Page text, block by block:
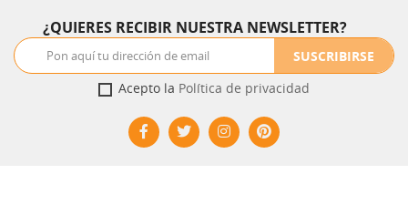
¿QUIERES RECIBIR NUESTRA NEWSLETTER?
SUSCRIBIRSE
Acepto la Política de privacidad